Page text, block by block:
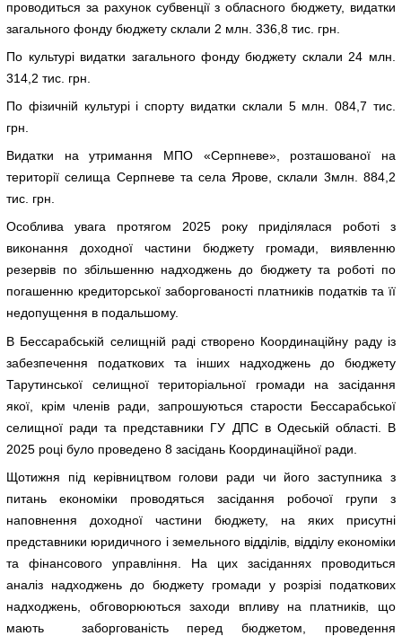
проводиться за рахунок субвенції з обласного бюджету, видатки
загального фонду бюджету склали 2 млн. 336,8 тис. грн.
По культурі видатки загального фонду бюджету склали 24 млн.
314,2 тис. грн.
По фізичній культурі і спорту видатки склали 5 млн. 084,7 тис.
грн.
Видатки на утримання МПО «Серпневе», розташованої на
території селища Серпневе та села Ярове, склали 3млн. 884,2
тис. грн.
Особлива увага протягом 2025 року приділялася роботі з
виконання доходної частини бюджету громади, виявленню
резервів по збільшенню надходжень до бюджету та роботі по
погашенню кредиторської заборгованості платників податків та її
недопущення в подальшому.
В Бессарабській селищній раді створено Координаційну раду із
забезпечення податкових та інших надходжень до бюджету
Тарутинської селищної територіальної громади на засідання
якої, крім членів ради, запрошуються старости Бессарабської
селищної ради та представники ГУ ДПС в Одеській області. В
2025 році було проведено 8 засідань Координаційної ради.
Щотижня під керівництвом голови ради чи його заступника з
питань економіки проводяться засідання робочої групи з
наповнення доходної частини бюджету, на яких присутні
представники юридичного і земельного відділів, відділу економіки
та фінансового управління. На цих засіданнях проводиться
аналіз надходжень до бюджету громади у розрізі податкових
надходжень, обговорюються заходи впливу на платників, що
мають заборгованість перед бюджетом, проведення